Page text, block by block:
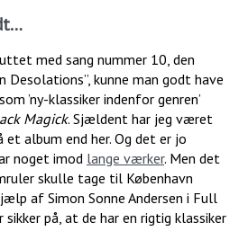
med sang nummer 10, den
Desolations”, kunne man godt have
’ny-klassiker indenfor genren’
Magick. Sjældent har jeg været
album end her. Og det er jo
noget imod lange værker. Men det
skulle tage til København
af Simon Sonne Andersen i Full
på, at de har en rigtig klassiker